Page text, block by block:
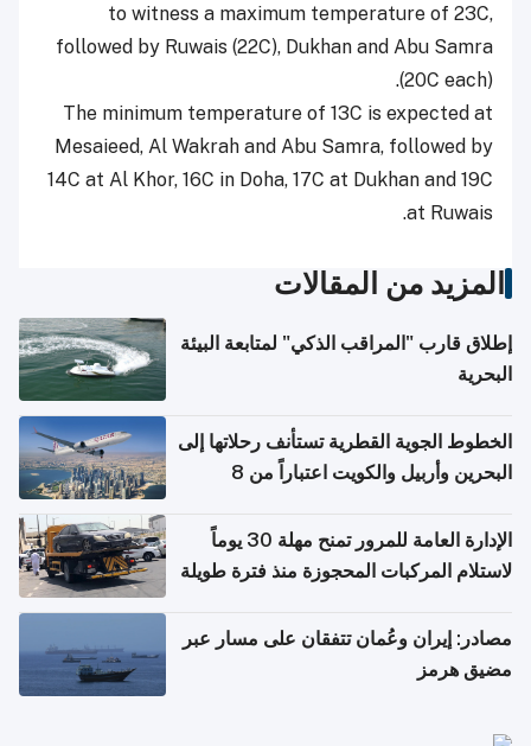
to witness a maximum temperature of 23C,
followed by Ruwais (22C), Dukhan and Abu Samra
(20C each).
The minimum temperature of 13C is expected at
Mesaieed, Al Wakrah and Abu Samra, followed by
14C at Al Khor, 16C in Doha, 17C at Dukhan and 19C
at Ruwais.
المزيد من المقالات
إطلاق قارب "المراقب الذكي" لمتابعة البيئة
البحرية
الخطوط الجوية القطرية تستأنف رحلاتها إلى
البحرين وأربيل والكويت اعتباراً من 8
الإدارة العامة للمرور تمنح مهلة 30 يوماً
لاستلام المركبات المحجوزة منذ فترة طويلة
مصادر: إيران وعُمان تتفقان على مسار عبر
مضيق هرمز